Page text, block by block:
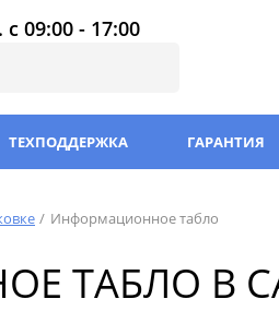
09:00 - 17:00
ТЕХПОДДЕРЖКА ГАРАНТИЯ
Информационное табло
ТАБЛО В